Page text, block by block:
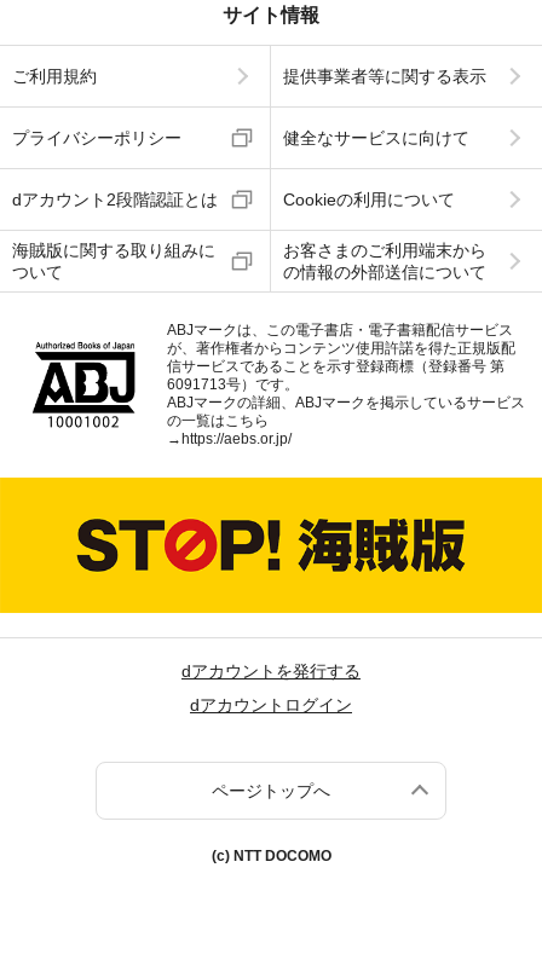
サイト情報
ご利用規約 提供事業者等に関する表示
プライバシーポリシー 健全なサービスに向けて
dアカウント2段階認証とは Cookieの利用について
海賊版に関する取り組みに
ついて
お客さまのご利用端末から
の情報の外部送信について
ABJマークは、この電子書店・電子書籍配信サービス
が、著作権者からコンテンツ使用許諾を得た正規版配
信サービスであることを示す登録商標（登録番号 第
6091713号）です。
ABJマークの詳細、ABJマークを掲示しているサービス
の一覧はこちら
→https://aebs.or.jp/
dアカウントを発行する
dアカウントログイン
ページトップへ
(c) NTT DOCOMO